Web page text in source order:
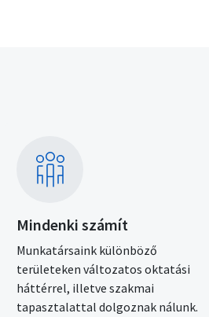
Mindenki számít
Munkatársaink különböző
területeken változatos oktatási
háttérrel, illetve szakmai
tapasztalattal dolgoznak nálunk.